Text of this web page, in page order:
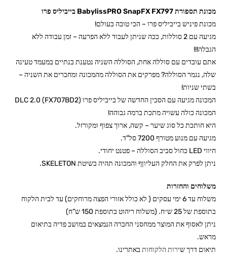
מכונת תספורת BabylissPRO SnapFX FX797 בייביליס פרו
מכונת פיניש בייביליס פרו – הכי טובה בעולם!
מגיעה עם 2 סוללות, ככה שניתן לעבוד ללא הפרעה – זמן עבודה ללא
הגבלה!!!
אתם עובדים עם סוללה אחת, הסוללה השניה נטענת בנתיים במעמד טעינה
שלה, נגמר הסוללה? מפרקים את הסוללה מהמכונה ומחברים את השניה –
בשתי שניות!
המכונה מגיעה עם הסכין החדשה של בייביליס פרו DLC 2.0 (FX707BD2)
המכונה כולה עשויה מתכת ברמה גבוהה!
היא חותכת כל סוג שיער – קשה, ארוך צפוף ומקורזל.
מגיעה עם מנוע מטורף 7200 סל"ד.
חיווי LED כחול סביב הסוללה – פטנט יחודי.
ניתן לפרק את החלק העליוןף והמכונה תהיה בשיטת SKELETON.
משלוחים והחזרות
משלוח עד 6 ימי עסקים ( לא כולל אזורי הפצה מרוחקים) עד לבית הלקוח
בתוספת של 25 ש״ח. (משלוח ריהוט בתוספת 150 ש”ח)
ניתן לאסוף את המוצר ממחסני החברה הנמצאים במושב פדיה בתיאום
מראש.
תיאום דרך שירות הלקוחות באתרינו.